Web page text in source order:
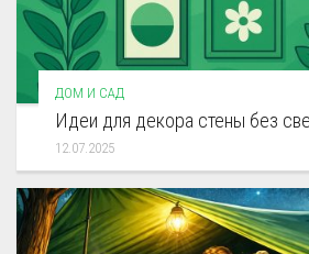
ДОМ И САД
Идеи для декора стены без
12.07.2025